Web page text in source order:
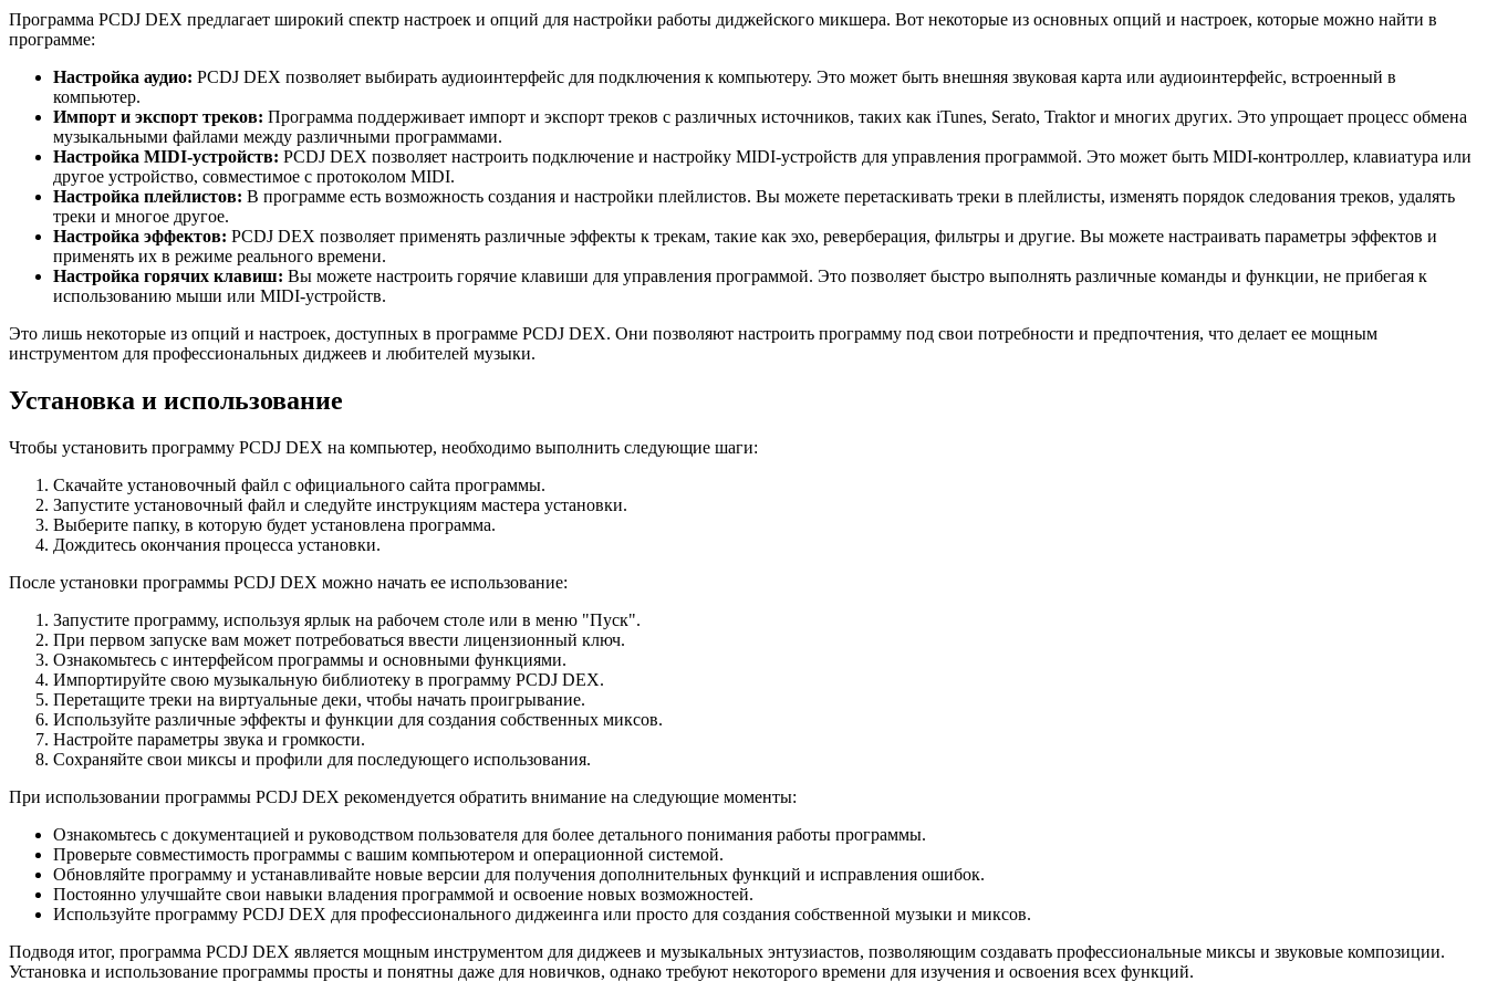
Программа PCDJ DEX предлагает широкий спектр настроек и опций для настройки работы диджейского микшера. Вот некоторые из основных опций и настроек, которые можно найти в
программе:
Настройка аудио: PCDJ DEX позволяет выбирать аудиоинтерфейс для подключения к компьютеру. Это может быть внешняя звуковая карта или аудиоинтерфейс, встроенный в
компьютер.
Импорт и экспорт треков: Программа поддерживает импорт и экспорт треков с различных источников, таких как iTunes, Serato, Traktor и многих других. Это упрощает процесс обмена
музыкальными файлами между различными программами.
Настройка MIDI-устройств: PCDJ DEX позволяет настроить подключение и настройку MIDI-устройств для управления программой. Это может быть MIDI-контроллер, клавиатура или
другое устройство, совместимое с протоколом MIDI.
Настройка плейлистов: В программе есть возможность создания и настройки плейлистов. Вы можете перетаскивать треки в плейлисты, изменять порядок следования треков, удалять
треки и многое другое.
Настройка эффектов: PCDJ DEX позволяет применять различные эффекты к трекам, такие как эхо, реверберация, фильтры и другие. Вы можете настраивать параметры эффектов и
применять их в режиме реального времени.
Настройка горячих клавиш: Вы можете настроить горячие клавиши для управления программой. Это позволяет быстро выполнять различные команды и функции, не прибегая к
использованию мыши или MIDI-устройств.
Это лишь некоторые из опций и настроек, доступных в программе PCDJ DEX. Они позволяют настроить программу под свои потребности и предпочтения, что делает ее мощным
инструментом для профессиональных диджеев и любителей музыки.
Установка и использование
Чтобы установить программу PCDJ DEX на компьютер, необходимо выполнить следующие шаги:
Скачайте установочный файл с официального сайта программы.
Запустите установочный файл и следуйте инструкциям мастера установки.
Выберите папку, в которую будет установлена программа.
Дождитесь окончания процесса установки.
После установки программы PCDJ DEX можно начать ее использование:
Запустите программу, используя ярлык на рабочем столе или в меню "Пуск".
При первом запуске вам может потребоваться ввести лицензионный ключ.
Ознакомьтесь с интерфейсом программы и основными функциями.
Импортируйте свою музыкальную библиотеку в программу PCDJ DEX.
Перетащите треки на виртуальные деки, чтобы начать проигрывание.
Используйте различные эффекты и функции для создания собственных миксов.
Настройте параметры звука и громкости.
Сохраняйте свои миксы и профили для последующего использования.
При использовании программы PCDJ DEX рекомендуется обратить внимание на следующие моменты:
Ознакомьтесь с документацией и руководством пользователя для более детального понимания работы программы.
Проверьте совместимость программы с вашим компьютером и операционной системой.
Обновляйте программу и устанавливайте новые версии для получения дополнительных функций и исправления ошибок.
Постоянно улучшайте свои навыки владения программой и освоение новых возможностей.
Используйте программу PCDJ DEX для профессионального диджеинга или просто для создания собственной музыки и миксов.
Подводя итог, программа PCDJ DEX является мощным инструментом для диджеев и музыкальных энтузиастов, позволяющим создавать профессиональные миксы и звуковые композиции.
Установка и использование программы просты и понятны даже для новичков, однако требуют некоторого времени для изучения и освоения всех функций.